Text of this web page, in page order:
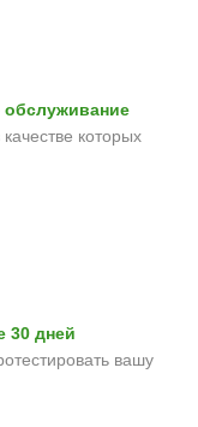
обслуживание
которых
30 дней
вашу